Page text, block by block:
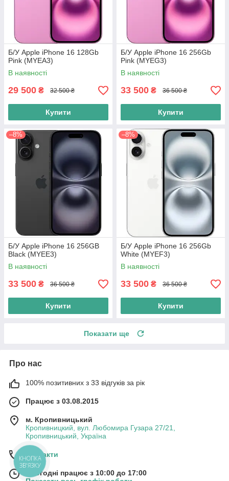
Б/У Apple iPhone 16 128Gb
Pink (MYEA3)
В наявності
29 500 ₴ 32 500 ₴
Купити
Б/У Apple iPhone 16 256Gb
Pink (MYEG3)
В наявності
33 500 ₴ 36 500 ₴
Купити
–8%
Б/У Apple iPhone 16 256GB
Black (MYEE3)
В наявності
33 500 ₴ 36 500 ₴
Купити
–8%
Б/У Apple iPhone 16 256Gb
White (MYEF3)
В наявності
33 500 ₴ 36 500 ₴
Купити
Показати ще
Про нас
100% позитивних з 33 відгуків за рік
Працює з 03.08.2015
м. Кропивницький
Кропивницкий, вул. Любомира Гузара 27/21,
Кропивницький, Україна
Контакти
Сьогодні працює з 10:00 до 17:00
КНОПКА
ЗВ'ЯЗКУ